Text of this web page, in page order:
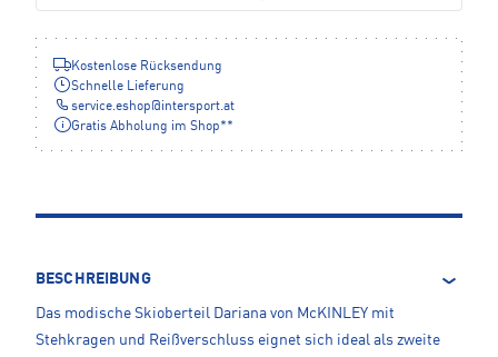
Kostenlose Rücksendung
Schnelle Lieferung
service.eshop@intersport.at
Gratis Abholung im Shop**
BESCHREIBUNG
Das modische Skioberteil Dariana von McKINLEY mit
Stehkragen und Reißverschluss eignet sich ideal als zweite